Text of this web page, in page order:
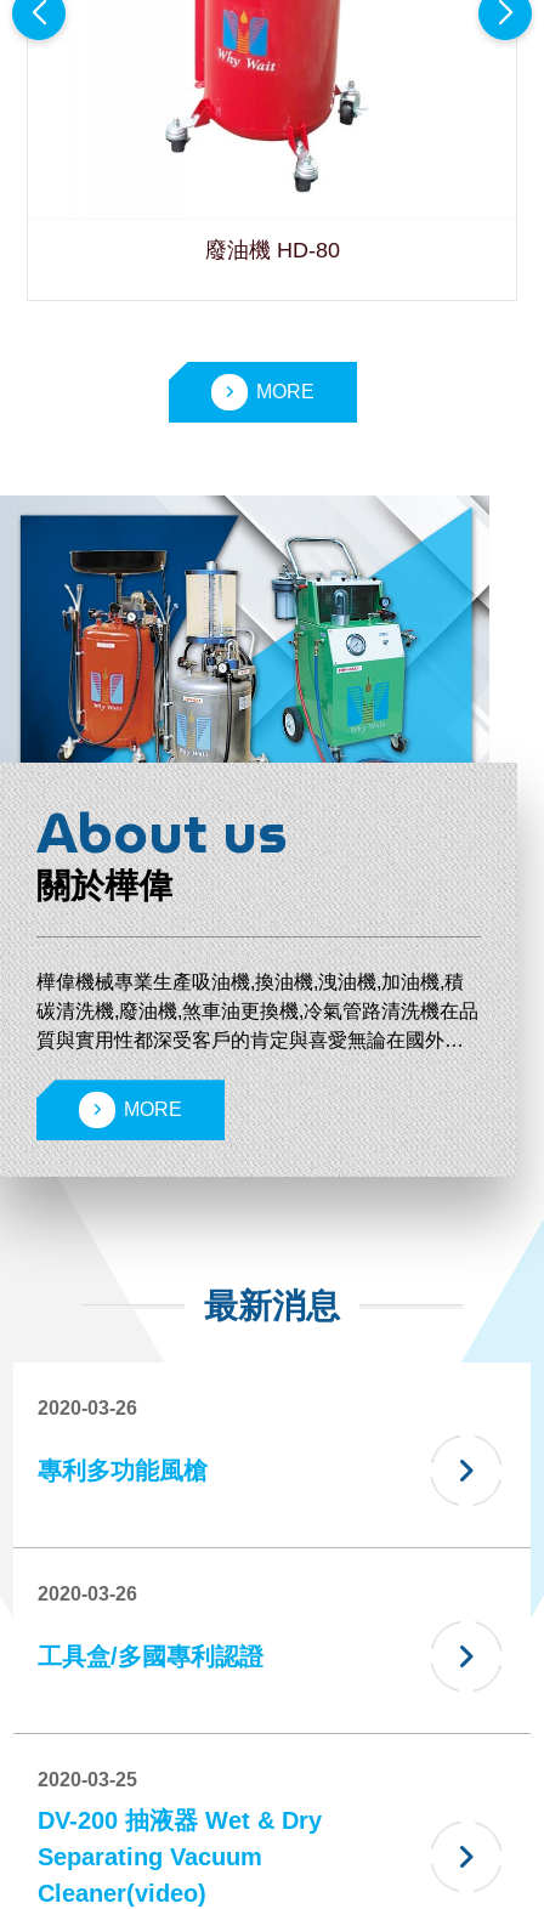
廢油機 HD-80
MORE
About us
關於樺偉
樺偉機械專業生產吸油機,換油機,洩油機,加油機,積
碳清洗機,廢油機,煞車油更換機,冷氣管路清洗機在品
質與實用性都深受客戶的肯定與喜愛無論在國外內
皆有良好銷售佳績。
MORE
最新消息
2020-03-26
專利多功能風槍
2020-03-26
工具盒/多國專利認證
2020-03-25
DV-200 抽液器 Wet & Dry
Separating Vacuum
Cleaner(video)